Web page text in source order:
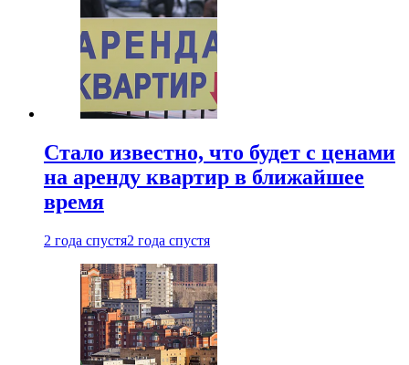
Стало известно, что будет с ценами
на аренду квартир в ближайшее
время
2 года спустя2 года спустя